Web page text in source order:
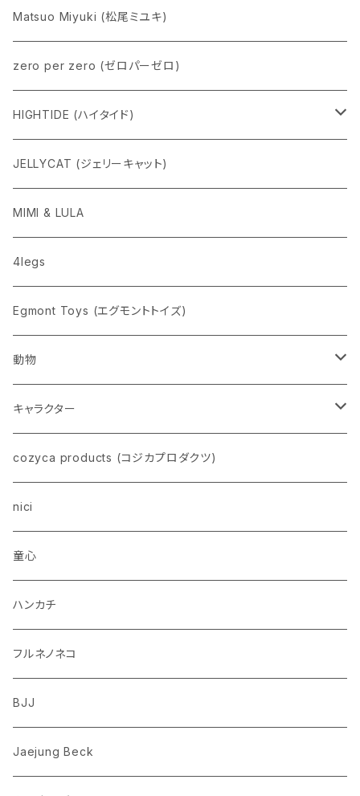
Matsuo Miyuki (松尾ミユキ)
zero per zero (ゼロパーゼロ)
HIGHTIDE (ハイタイド)
ニューレトロ
penco
nahe
pppppins（ピーーーーンズ）
JELLYCAT (ジェリーキャット)
MIMI & LULA
4legs
Egmont Toys (エグモントトイズ)
動物
ネコ
イヌ
トイプードル
柴犬
ポメラニアン
ウザギ
パンダ
リス
クマ
ゾウ
トリ
キャラクター
スヌーピー
モンチッチ
ムーミン
ちいかわ
ミッフィー
Richard Scarry (リチャード・スキャリー)
おぱんちゅうさぎ/んぽちゃむ
cozyca products (コジカプロダクツ)
nici
童心
ハンカチ
フルネノネコ
BJJ
Jaejung Beck